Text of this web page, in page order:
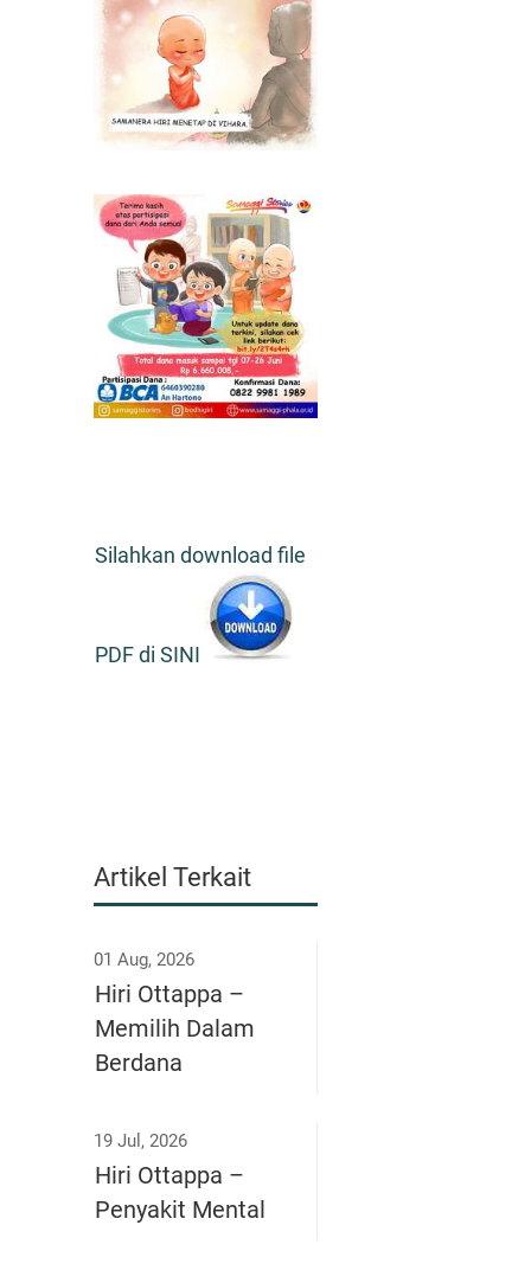
Silahkan download file
PDF di SINI
Artikel Terkait
01 Aug, 2026
Hiri Ottappa –
Memilih Dalam
Berdana
19 Jul, 2026
Hiri Ottappa –
Penyakit Mental